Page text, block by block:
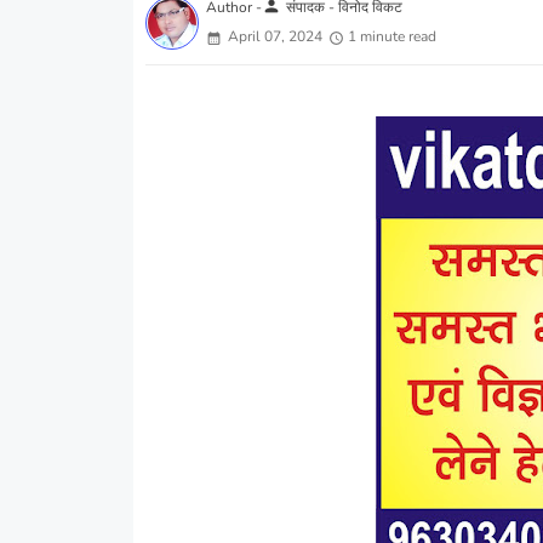
Author -person संपादक - विनोद विकट
April 07, 2024
1 minute read